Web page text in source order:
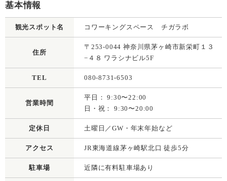
基本情報
観光スポット名 コワーキングスペース チガラボ
住所
〒253-0044 神奈川県茅ヶ崎市新栄町１３
−４８ ワラシナビル5F
TEL 080-8731-6503
営業時間
平日： 9:30〜22:00
日・祝： 9:30〜20:00
定休日 土曜日／GW・年末年始など
アクセス JR東海道線茅ヶ崎駅北口 徒歩5分
駐車場 近隣に有料駐車場あり